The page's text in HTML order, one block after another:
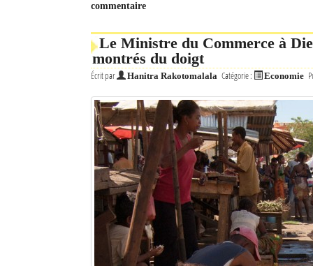
Connexion
Identifiant oublié ?
Mot de passe oublié ?
commentaire
Le Ministre du Commerce à
montrés du doigt
Écrit par Hanitra Rakotomalala Catégorie : Economie